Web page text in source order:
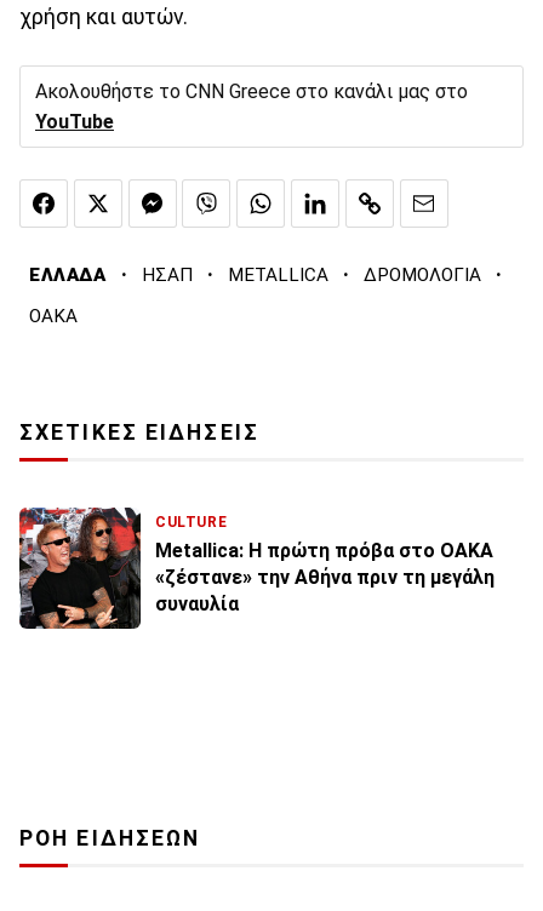
χρήση και αυτών.
Ακολουθήστε το CNN Greece στο κανάλι μας στο
YouTube
ΕΛΛΑΔΑ · ΗΣΑΠ · METALLICA · ΔΡΟΜΟΛΟΓΙΑ ·
ΟΑΚΑ
ΣΧΕΤΙΚΕΣ ΕΙΔΗΣΕΙΣ
CULTURE
Metallica: Η πρώτη πρόβα στο ΟΑΚΑ
«ζέστανε» την Αθήνα πριν τη μεγάλη
συναυλία
ΡΟΗ ΕΙΔΗΣΕΩΝ